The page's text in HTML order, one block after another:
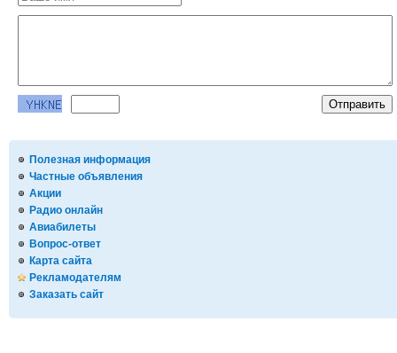
Полезная информация
Частные объявления
Акции
Радио онлайн
Авиабилеты
Вопрос-ответ
Карта сайта
Рекламодателям
Заказать сайт